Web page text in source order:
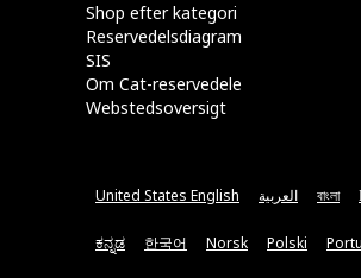
Shop efter kategori
Reservedelsdiagram
SIS
Om Cat-reservedele
Webstedsoversigt
United States English العربية বাংলা
ಕನ್ನಡ 한국어 Norsk Polski